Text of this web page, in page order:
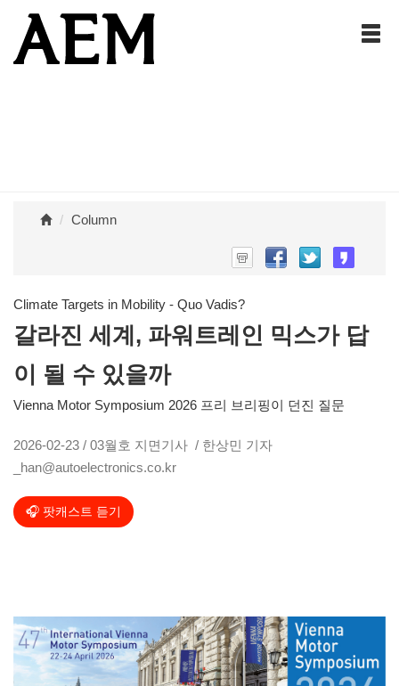
Column
Climate Targets in Mobility - Quo Vadis?
갈라진 세계, 파워트레인 믹스가 답
이 될 수 있을까
Vienna Motor Symposium 2026 프리 브리핑이 던진 질문
2026-02-23 / 03월호 지면기사 / 한상민 기자
_han@autoelectronics.co.kr
🎧 팟캐스트 듣기